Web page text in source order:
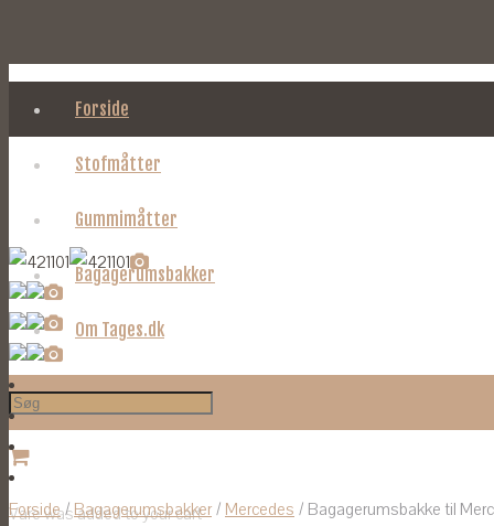
Forside
Stofmåtter
Gummimåtter
Bagagerumsbakker
Om Tages.dk
Varewas added to your cart
Forside/Bagagerumsbakker / Mercedes / Bagagerumsbakke til